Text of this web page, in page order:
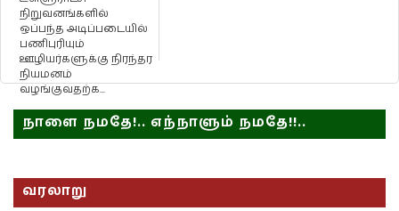
நிறுவனங்களில்
ஒப்பந்த அடிப்படையில்
பணிபுரியும்
ஊழியர்களுக்கு நிரந்தர
நியமனம்
வழங்குவதற்க...
நாளை நமதே!.. எந்நாளும் நமதே!!..
வரலாறு